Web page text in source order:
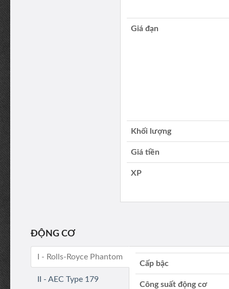
Giá đạn
Khối lượng
Giá tiền
XP
ĐỘNG CƠ
I - Rolls-Royce Phantom
II - AEC Type 179
Cấp bậc
Công suất động cơ